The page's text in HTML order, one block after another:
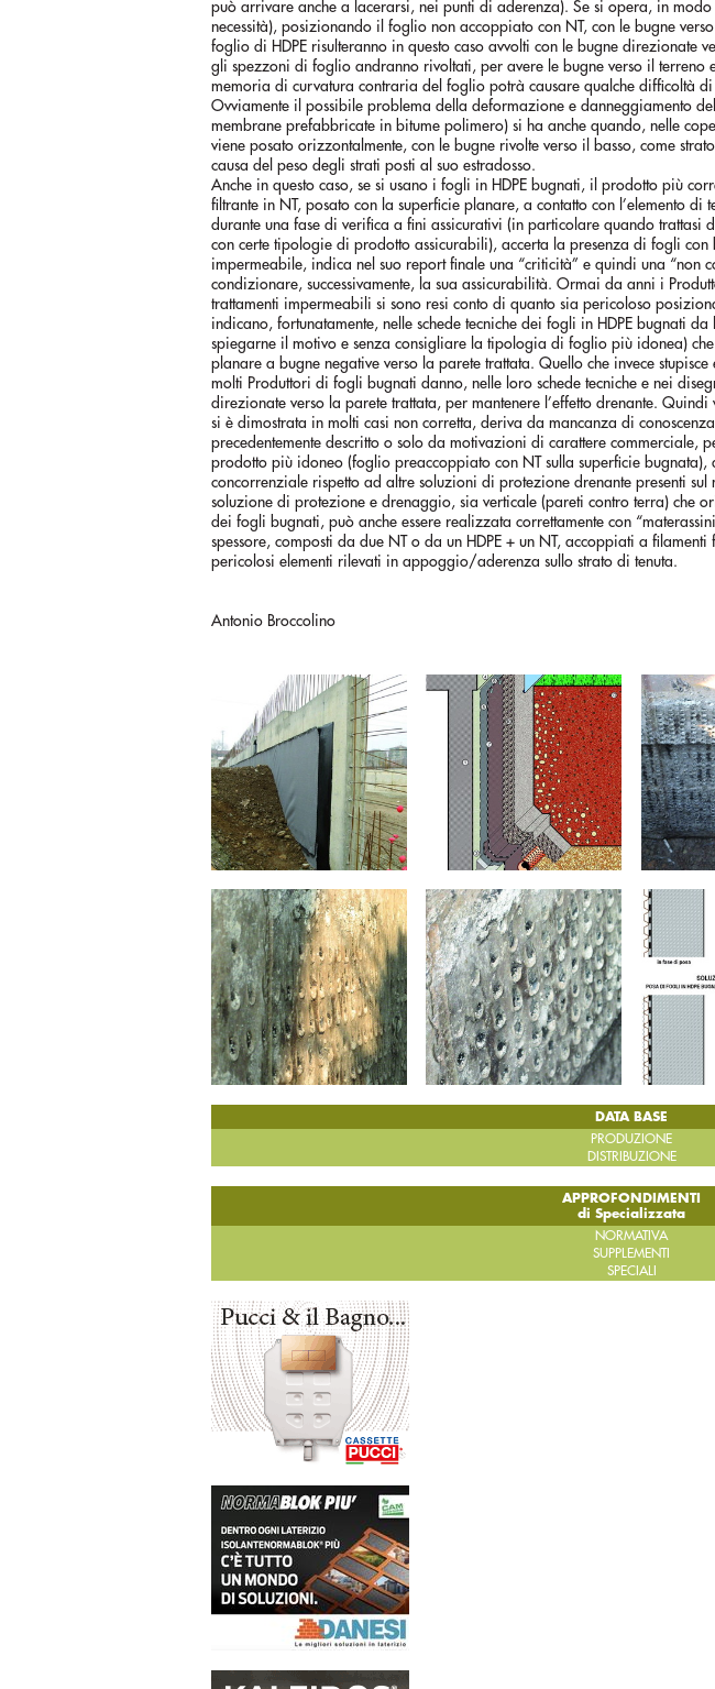
può arrivare anche a lacerarsi, nei punti di aderenza). Se si opera, in
necessità), posizionando il foglio non accoppiato con NT, con le bugne
foglio di HDPE risulteranno in questo caso avvolti con le bugne direzionate
gli spezzoni di foglio andranno rivoltati, per avere le bugne verso il terreno
memoria di curvatura contraria del foglio potrà causare qualche difficoltà di
Ovviamente il possibile problema della deformazione e danneggiamento
membrane prefabbricate in bitume polimero) si ha anche quando, nelle
viene posato orizzontalmente, con le bugne rivolte verso il basso, come
causa del peso degli strati posti al suo estradosso.
Anche in questo caso, se si usano i fogli in HDPE bugnati, il prodotto più
filtrante in NT, posato con la superficie planare, a contatto con l’elemento
durante una fase di verifica a fini assicurativi (in particolare quando trattasi
con certe tipologie di prodotto assicurabili), accerta la presenza di fogli con
impermeabile, indica nel suo report finale una “criticità” e quindi una “non
condizionare, successivamente, la sua assicurabilità. Ormai da anni i
trattamenti impermeabili si sono resi conto di quanto sia pericoloso
indicano, fortunatamente, nelle schede tecniche dei fogli in HDPE bugnati
spiegarne il motivo e senza consigliare la tipologia di foglio più idonea)
planare a bugne negative verso la parete trattata. Quello che invece
molti Produttori di fogli bugnati danno, nelle loro schede tecniche e nei
direzionate verso la parete trattata, per mantenere l’effetto drenante.
si è dimostrata in molti casi non corretta, deriva da mancanza di
precedentemente descritto o solo da motivazioni di carattere commerciale,
prodotto più idoneo (foglio preaccoppiato con NT sulla superficie bugnata),
concorrenziale rispetto ad altre soluzioni di protezione drenante presenti
soluzione di protezione e drenaggio, sia verticale (pareti contro terra) che
dei fogli bugnati, può anche essere realizzata correttamente con
spessore, composti da due NT o da un HDPE + un NT, accoppiati a
pericolosi elementi rilevati in appoggio/aderenza sullo strato di tenuta.
Antonio Broccolino
DATA BASE
PRODUZIONE
DISTRIBUZIONE
APPROFONDIMENTI
di Specializzata
NORMATIVA
SUPPLEMENTI
SPECIALI